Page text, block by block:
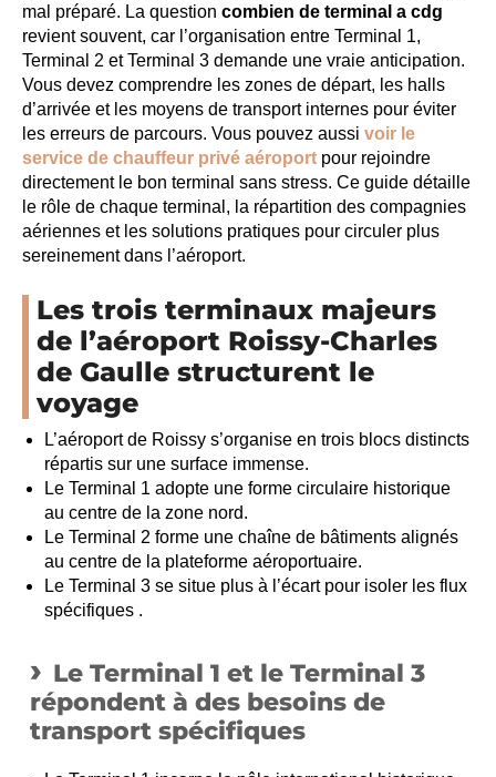
mal préparé. La question combien de terminal a cdg
revient souvent, car l’organisation entre Terminal 1,
Terminal 2 et Terminal 3 demande une vraie anticipation.
Vous devez comprendre les zones de départ, les halls
d’arrivée et les moyens de transport internes pour éviter
les erreurs de parcours. Vous pouvez aussi voir le
service de chauffeur privé aéroport pour rejoindre
directement le bon terminal sans stress. Ce guide détaille
le rôle de chaque terminal, la répartition des compagnies
aériennes et les solutions pratiques pour circuler plus
sereinement dans l’aéroport.
Les trois terminaux majeurs
de l’aéroport Roissy-Charles
de Gaulle structurent le
voyage
L’aéroport de Roissy s’organise en trois blocs distincts
répartis sur une surface immense.
Le Terminal 1 adopte une forme circulaire historique
au centre de la zone nord.
Le Terminal 2 forme une chaîne de bâtiments alignés
au centre de la plateforme aéroportuaire.
Le Terminal 3 se situe plus à l’écart pour isoler les flux
spécifiques .
Le Terminal 1 et le Terminal 3
répondent à des besoins de
transport spécifiques